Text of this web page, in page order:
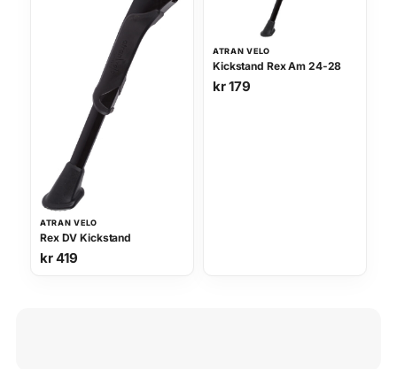
u
l
r
i
t
t
ATRAN VELO
Rex DV Kickstand
kr419
ATRAN VELO
Kickstand Rex Am 24-28
kr179